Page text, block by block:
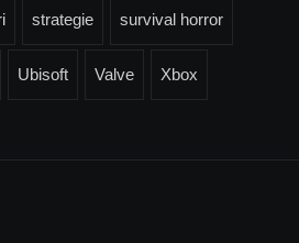
strategie survival horror
Ubisoft Valve Xbox